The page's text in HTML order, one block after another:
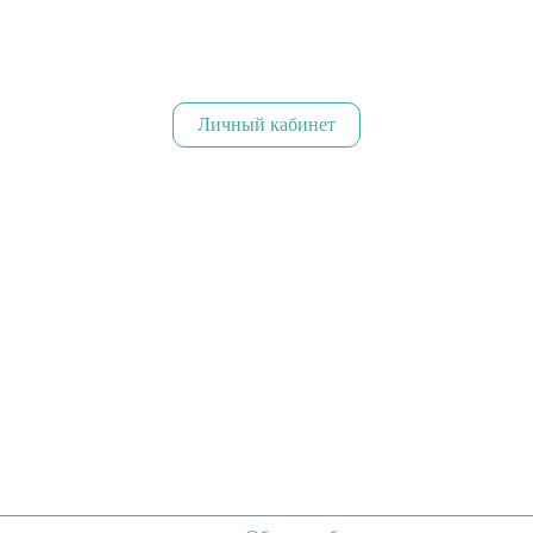
Личный кабинет